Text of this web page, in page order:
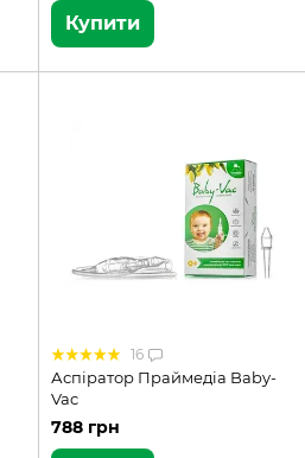
Купити
16
Аспіратор Праймедіа Baby-
Vac
788 грн